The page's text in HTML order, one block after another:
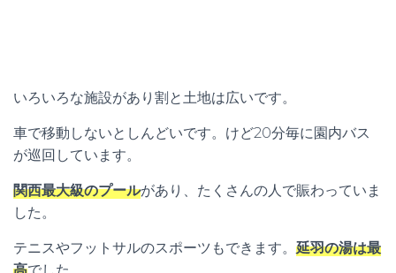
いろいろな施設があり割と土地は広いです。
車で移動しないとしんどいです。けど20分毎に園内バス
が巡回しています。
関西最大級のプールがあり、たくさんの人で賑わっていま
した。
テニスやフットサルのスポーツもできます。 延羽の湯は最
高でした。